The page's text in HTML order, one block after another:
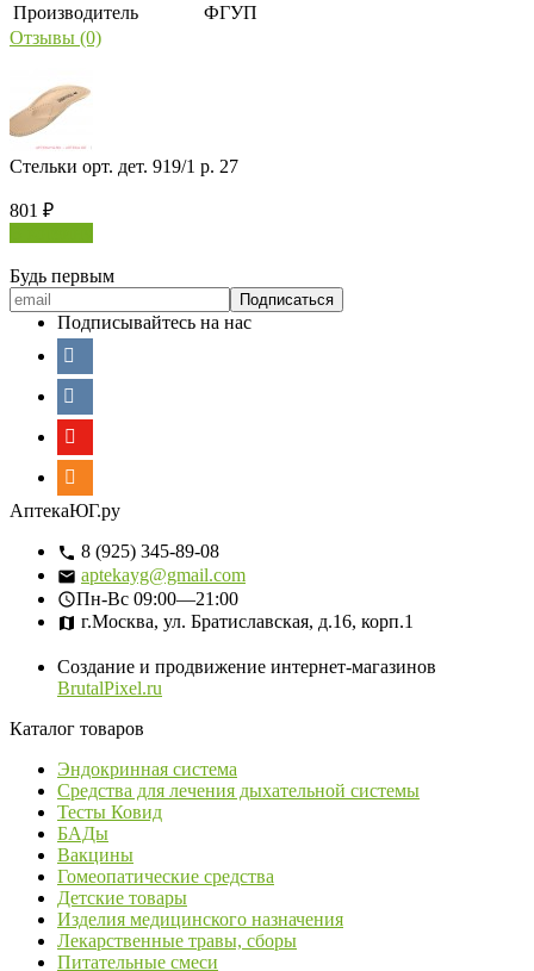
Производитель
ФГУП
Отзывы (0)
Стельки орт. дет. 919/1 р. 27
801 ₽
Будь первым
Подписывайтесь на нас
АптекаЮГ.ру
8 (925) 345-89-08
aptekayg@gmail.com
Пн-Вс 09:00—21:00
г.Москва, ул. Братиславская, д.16, корп.1
Создание и продвижение интернет-магазинов
BrutalPixel.ru
Каталог товаров
Эндокринная система
Средства для лечения дыхательной системы
Тесты Ковид
БАДы
Вакцины
Гомеопатические средства
Детские товары
Изделия медицинского назначения
Лекарственные травы, сборы
Питательные смеси